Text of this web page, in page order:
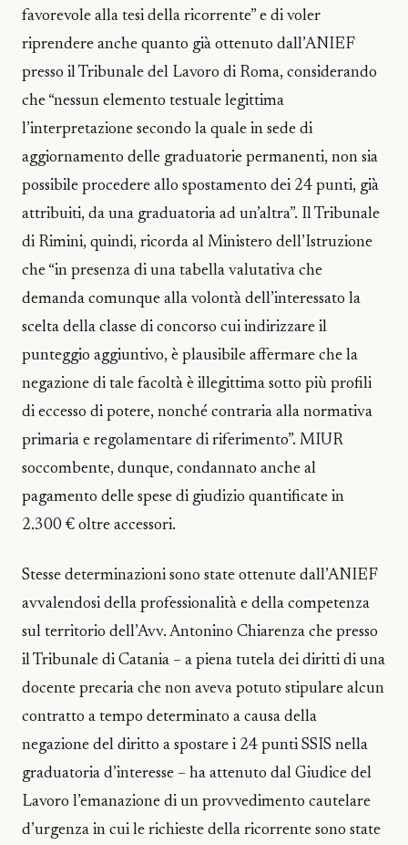
favorevole alla tesi della ricorrente” e di voler
riprendere anche quanto già ottenuto dall’ANIEF
presso il Tribunale del Lavoro di Roma, considerando
che “nessun elemento testuale legittima
l’interpretazione secondo la quale in sede di
aggiornamento delle graduatorie permanenti, non sia
possibile procedere allo spostamento dei 24 punti, già
attribuiti, da una graduatoria ad un’altra”. Il Tribunale
di Rimini, quindi, ricorda al Ministero dell’Istruzione
che “in presenza di una tabella valutativa che
demanda comunque alla volontà dell’interessato la
scelta della classe di concorso cui indirizzare il
punteggio aggiuntivo, è plausibile affermare che la
negazione di tale facoltà è illegittima sotto più profili
di eccesso di potere, nonché contraria alla normativa
primaria e regolamentare di riferimento”. MIUR
soccombente, dunque, condannato anche al
pagamento delle spese di giudizio quantificate in
2.300 € oltre accessori.
Stesse determinazioni sono state ottenute dall’ANIEF
avvalendosi della professionalità e della competenza
sul territorio dell’Avv. Antonino Chiarenza che presso
il Tribunale di Catania – a piena tutela dei diritti di una
docente precaria che non aveva potuto stipulare alcun
contratto a tempo determinato a causa della
negazione del diritto a spostare i 24 punti SSIS nella
graduatoria d’interesse – ha attenuto dal Giudice del
Lavoro l’emanazione di un provvedimento cautelare
d’urgenza in cui le richieste della ricorrente sono state